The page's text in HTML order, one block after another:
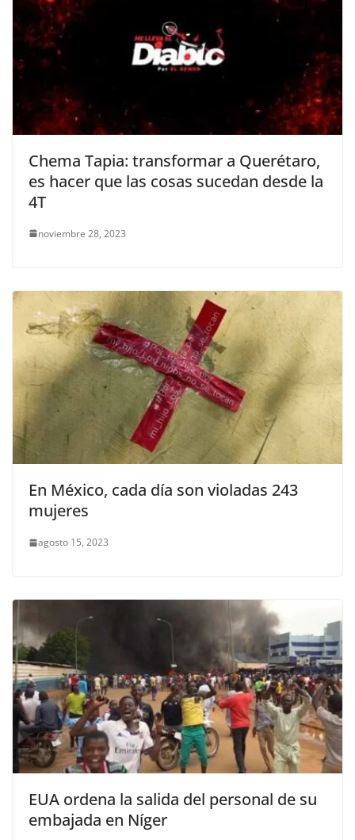
Chema Tapia: transformar a Querétaro,
es hacer que las cosas sucedan desde la
4T
noviembre 28, 2023
En México, cada día son violadas 243
mujeres
agosto 15, 2023
EUA ordena la salida del personal de su
embajada en Níger